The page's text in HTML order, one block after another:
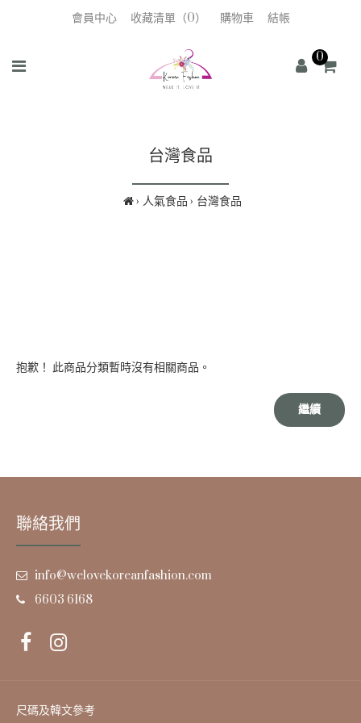
會員中心 收藏清單（0） 購物車 結帳
0
台灣食品
人氣食品 台灣食品
抱歉！ 此商品分類暫時沒有相關商品。
繼續
聯絡我們
info@welovekoreanfashion.com
6603 6168
尺碼及韓文參考